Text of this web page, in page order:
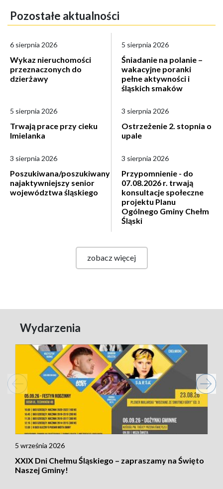
Pozostałe aktualności
6 sierpnia 2026
Wykaz nieruchomości
przeznaczonych do
dzierżawy
5 sierpnia 2026
Śniadanie na polanie –
wakacyjne poranki
pełne aktywności i
śląskich smaków
5 sierpnia 2026
Trwają prace przy cieku
Imielanka
3 sierpnia 2026
Ostrzeżenie 2. stopnia o
upale
3 sierpnia 2026
Poszukiwana/poszukiwany
najaktywniejszy senior
województwa śląskiego
3 sierpnia 2026
Przypomnienie - do
07.08.2026 r. trwają
konsultacje społeczne
projektu Planu
Ogólnego Gminy Chełm
Śląski
zobacz więcej
Wydarzenia
5 września 2026
XXIX Dni Chełmu Śląskiego – zapraszamy na Święto
Naszej Gminy!